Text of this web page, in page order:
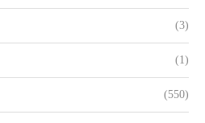
(3)
(1)
(550)